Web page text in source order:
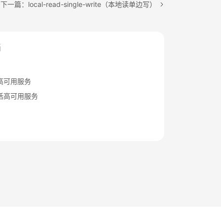
下一篇：local-read-single-write（本地读单边写）
可用服务
高可用服务